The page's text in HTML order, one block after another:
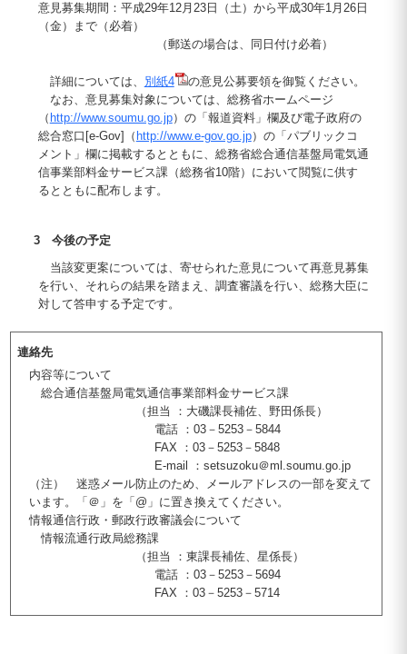
意見募集期間：平成29年12月23日（土）から平成30年1月26日
（金）まで（必着）
（郵送の場合は、同日付け必着）
詳細については、 別紙4
の意見公募要領を御覧ください。
なお、意見募集対象については、総務省ホームページ
（ http://www.soumu.go.jp）の「報道資料」欄及び電子政府の
総合窓口[e-Gov]（ http://www.e-gov.go.jp）の「パブリックコ
メント」欄に掲載するとともに、総務省総合通信基盤局電気通
信事業部料金サービス課（総務省10階）において閲覧に供す
るとともに配布します。
3 今後の予定
当該変更案については、寄せられた意見について再意見募集
を行い、それらの結果を踏まえ、調査審議を行い、総務大臣に
対して答申する予定です。
連絡先
内容等について
総合通信基盤局電気通信事業部料金サービス課
（担当 ：大磯課長補佐、野田係長）
電話 ：03－5253－5844
FAX ：03－5253－5848
E-mail ：setsuzoku＠ml.soumu.go.jp
（注） 迷惑メール防止のため、メールアドレスの一部を変えて
います。「＠」を「@」に置き換えてください。
情報通信行政・郵政行政審議会について
情報流通行政局総務課
（担当 ：東課長補佐、星係長）
電話 ：03－5253－5694
FAX ：03－5253－5714